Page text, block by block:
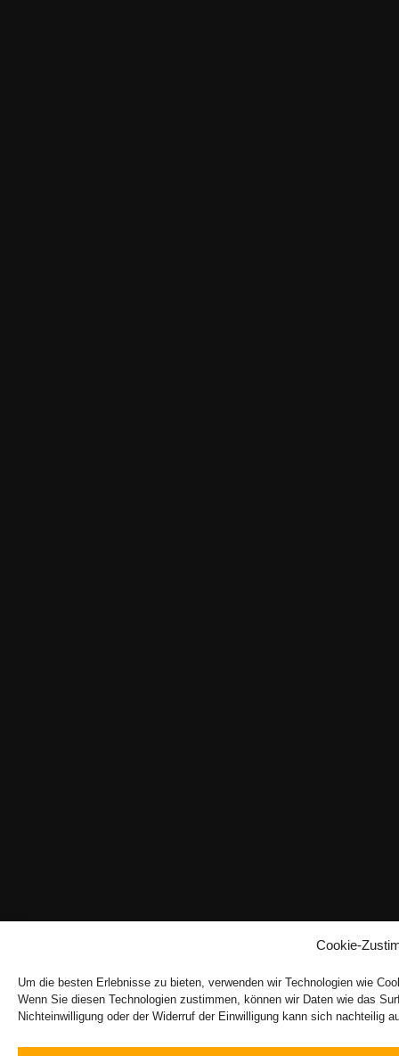
Cookie-
Um die besten Erlebnisse zu bieten, verwenden wir Technologien wie
Wenn Sie diesen Technologien zustimmen, können wir Daten wie das
Nichteinwilligung oder der Widerruf der Einwilligung kann sich nachteilig